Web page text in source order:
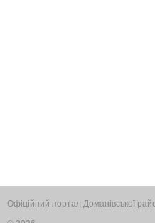
Офіційний портал Доманівської